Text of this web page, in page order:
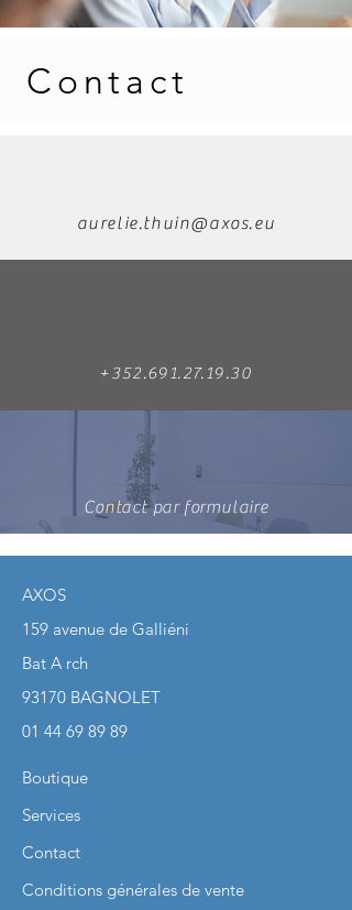
Contact
aurelie.thuin@axos.eu
+352.691.27.19.30
Contact par formulaire
AXOS
159 avenue de Galliéni
Bat A rch
93170 BAGNOLET
01 44 69 89 89
Boutique
Services
Contact
Conditions générales de vente